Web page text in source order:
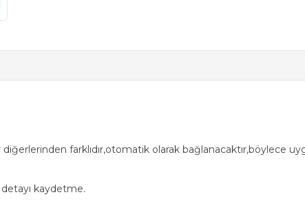
diğerlerinden farklıdır,otomatik olarak bağlanacaktır,böylece
kaydetme.